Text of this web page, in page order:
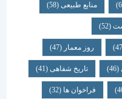
منابع طبیعی(58)
روز معمار(47)
تاریخ شفاهی (41)
فراخوان ها (32)